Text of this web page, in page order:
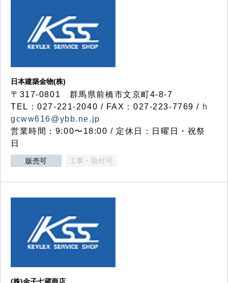
日本建築金物(株)
〒317‐0801 群馬県前橋市文京町4-8-7
TEL：027-221-2040 / FAX：027-223-7769 / h
gcww616@ybb.ne.jp
営業時間：9:00〜18:00 / 定休日：日曜日・祝祭
日
販売可 工事・取付可